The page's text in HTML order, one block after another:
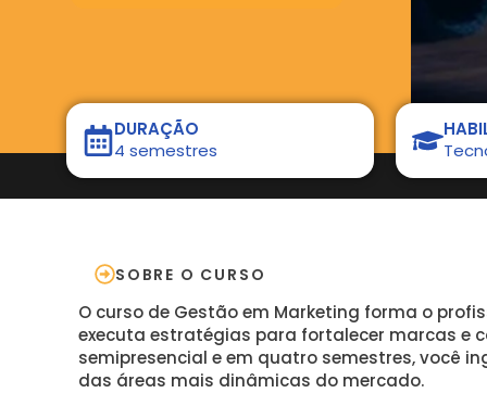
DURAÇÃO
4 semestres
SOBRE O CURSO
O curso de Gestão em Marketing forma o
executa estratégias para fortalecer marcas e
semipresencial e em quatro semestres, você
das áreas mais dinâmicas do mercado.